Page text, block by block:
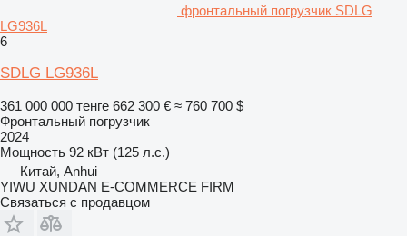
фронтальный погрузчик SDLG
LG936L
6
SDLG LG936L
361 000 000 тенге 662 300 € ≈ 760 700 $
Фронтальный погрузчик
2024
Мощность 92 кВт (125 л.с.)
Китай, Anhui
YIWU XUNDAN E-COMMERCE FIRM
Связаться с продавцом